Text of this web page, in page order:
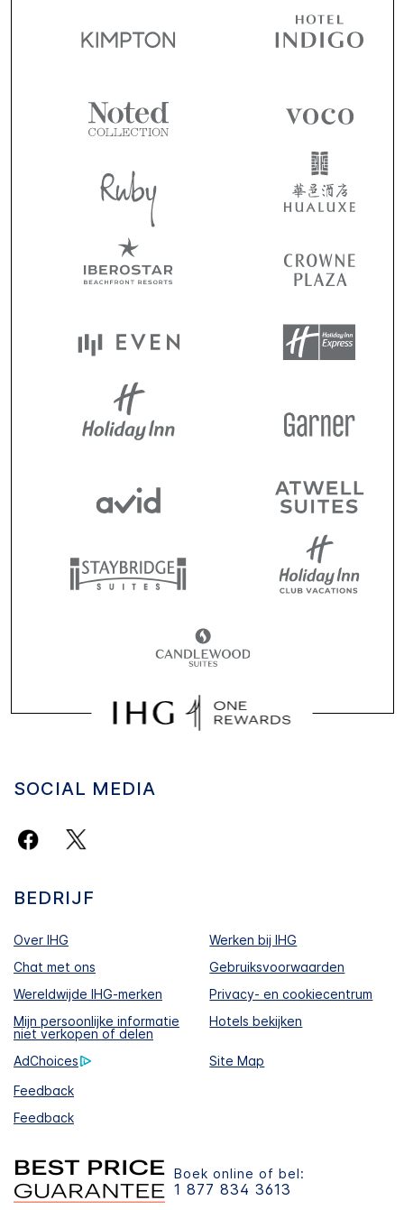
SOCIAL MEDIA
BEDRIJF
Over IHG
Werken bij IHG
Chat met ons
Gebruiksvoorwaarden
Wereldwijde IHG-merken
Privacy- en cookiecentrum
Mijn persoonlijke informatie
niet verkopen of delen
Hotels bekijken
AdChoices
Site Map
Feedback
Feedback
Boek online of bel:
1 877 834 3613